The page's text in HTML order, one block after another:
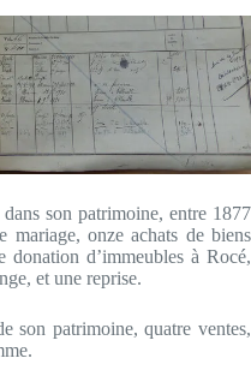
son patrimoine, entre 1877
mariage, onze achats de biens
d’immeubles à Rocé,
et une reprise.
son patrimoine, quatre ventes,